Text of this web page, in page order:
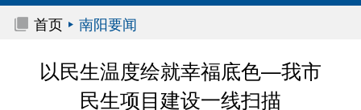
首页
南阳要闻
以民生温度绘就幸福底色—我市
民生项目建设一线扫描